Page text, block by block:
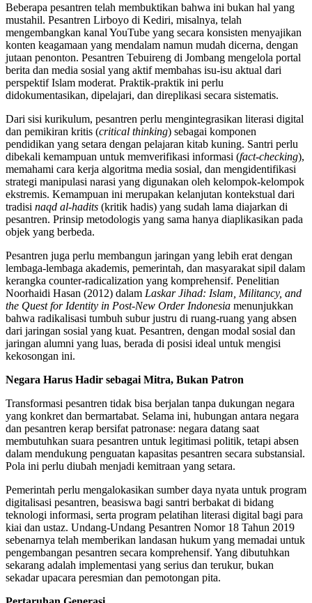
Beberapa pesantren telah membuktikan bahwa ini bukan hal yang
mustahil. Pesantren Lirboyo di Kediri, misalnya, telah
mengembangkan kanal YouTube yang secara konsisten menyajikan
konten keagamaan yang mendalam namun mudah dicerna, dengan
jutaan penonton. Pesantren Tebuireng di Jombang mengelola portal
berita dan media sosial yang aktif membahas isu-isu aktual dari
perspektif Islam moderat. Praktik-praktik ini perlu
didokumentasikan, dipelajari, dan direplikasi secara sistematis.
Dari sisi kurikulum, pesantren perlu mengintegrasikan literasi digital
dan pemikiran kritis (critical thinking) sebagai komponen
pendidikan yang setara dengan pelajaran kitab kuning. Santri perlu
dibekali kemampuan untuk memverifikasi informasi (fact-checking),
memahami cara kerja algoritma media sosial, dan mengidentifikasi
strategi manipulasi narasi yang digunakan oleh kelompok-kelompok
ekstremis. Kemampuan ini merupakan kelanjutan kontekstual dari
tradisi naqd al-hadits (kritik hadis) yang sudah lama diajarkan di
pesantren. Prinsip metodologis yang sama hanya diaplikasikan pada
objek yang berbeda.
Pesantren juga perlu membangun jaringan yang lebih erat dengan
lembaga-lembaga akademis, pemerintah, dan masyarakat sipil dalam
kerangka counter-radicalization yang komprehensif. Penelitian
Noorhaidi Hasan (2012) dalam Laskar Jihad: Islam, Militancy, and
the Quest for Identity in Post-New Order Indonesia menunjukkan
bahwa radikalisasi tumbuh subur justru di ruang-ruang yang absen
dari jaringan sosial yang kuat. Pesantren, dengan modal sosial dan
jaringan alumni yang luas, berada di posisi ideal untuk mengisi
kekosongan ini.
Negara Harus Hadir sebagai Mitra, Bukan Patron
Transformasi pesantren tidak bisa berjalan tanpa dukungan negara
yang konkret dan bermartabat. Selama ini, hubungan antara negara
dan pesantren kerap bersifat patronase: negara datang saat
membutuhkan suara pesantren untuk legitimasi politik, tetapi absen
dalam mendukung penguatan kapasitas pesantren secara substansial.
Pola ini perlu diubah menjadi kemitraan yang setara.
Pemerintah perlu mengalokasikan sumber daya nyata untuk program
digitalisasi pesantren, beasiswa bagi santri berbakat di bidang
teknologi informasi, serta program pelatihan literasi digital bagi para
kiai dan ustaz. Undang-Undang Pesantren Nomor 18 Tahun 2019
sebenarnya telah memberikan landasan hukum yang memadai untuk
pengembangan pesantren secara komprehensif. Yang dibutuhkan
sekarang adalah implementasi yang serius dan terukur, bukan
sekadar upacara peresmian dan pemotongan pita.